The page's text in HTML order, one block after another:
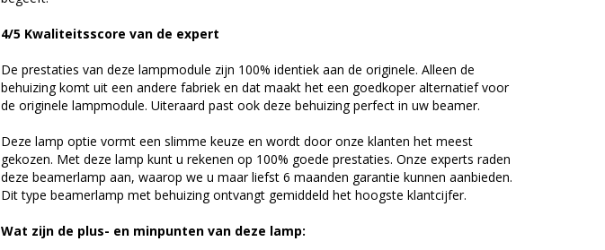
4/5 Kwaliteitsscore van de expert
De prestaties van deze lampmodule zijn 100% identiek aan de originele. Alleen de
behuizing komt uit een andere fabriek en dat maakt het een goedkoper alternatief voor
de originele lampmodule. Uiteraard past ook deze behuizing perfect in uw beamer.
Deze lamp optie vormt een slimme keuze en wordt door onze klanten het meest
gekozen. Met deze lamp kunt u rekenen op 100% goede prestaties. Onze experts raden
deze beamerlamp aan, waarop we u maar liefst 6 maanden garantie kunnen aanbieden.
Dit type beamerlamp met behuizing ontvangt gemiddeld het hoogste klantcijfer.
Wat zijn de plus- en minpunten van deze lamp: